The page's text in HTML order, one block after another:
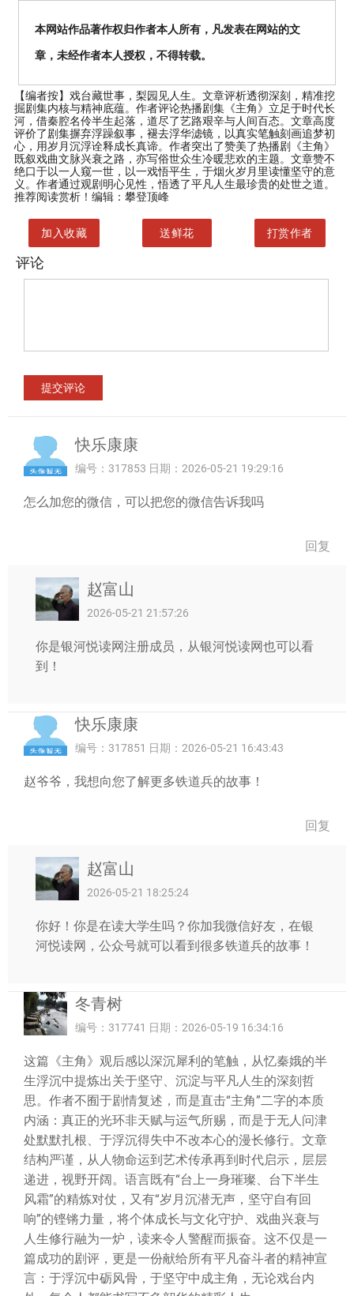
本网站作品著作权归作者本人所有，凡发表在网站的文
章，未经作者本人授权，不得转载。
【编者按】 戏台藏世事，梨园见人生。文章评析透彻深刻，精准挖
掘剧集内核与精神底蕴。作者评论热播剧集《主角》立足于时代长
河，借秦腔名伶半生起落，道尽了艺路艰辛与人间百态。文章高度
评价了剧集摒弃浮躁叙事，褪去浮华滤镜，以真实笔触刻画追梦初
心，用岁月沉浮诠释成长真谛。作者突出了赞美了热播剧《主角》
既叙戏曲文脉兴衰之路，亦写俗世众生冷暖悲欢的主题。文章赞不
绝口于以一人窥一世，以一戏悟平生，于烟火岁月里读懂坚守的意
义。作者通过观剧明心见性，悟透了平凡人生最珍贵的处世之道。
推荐阅读赏析！编辑：攀登顶峰
加入收藏 送鲜花 打赏作者
评论
快乐康康
编号：317853 日期：2026-05-21 19:29:16
怎么加您的微信，可以把您的微信告诉我吗
回复
赵富山
2026-05-21 21:57:26
你是银河悦读网注册成员，从银河悦读网也可以看
到！
快乐康康
编号：317851 日期：2026-05-21 16:43:43
赵爷爷，我想向您了解更多铁道兵的故事！
回复
赵富山
2026-05-21 18:25:24
你好！你是在读大学生吗？你加我微信好友，在银
河悦读网，公众号就可以看到很多铁道兵的故事！
冬青树
编号：317741 日期：2026-05-19 16:34:16
这篇《主角》观后感以深沉犀利的笔触，从忆秦娥的半
生浮沉中提炼出关于坚守、沉淀与平凡人生的深刻哲
思。作者不囿于剧情复述，而是直击“主角”二字的本质
内涵：真正的光环非天赋与运气所赐，而是于无人问津
处默默扎根、于浮沉得失中不改本心的漫长修行。文章
结构严谨，从人物命运到艺术传承再到时代启示，层层
递进，视野开阔。语言既有“台上一身璀璨、台下半生
风霜”的精炼对仗，又有“岁月沉潜无声，坚守自有回
响”的铿锵力量，将个体成长与文化守护、戏曲兴衰与
人生修行融为一炉，读来令人警醒而振奋。这不仅是一
篇成功的剧评，更是一份献给所有平凡奋斗者的精神宣
言：于浮沉中砺风骨，于坚守中成主角，无论戏台内